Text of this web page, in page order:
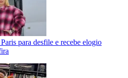
para desfile e recebe elogio